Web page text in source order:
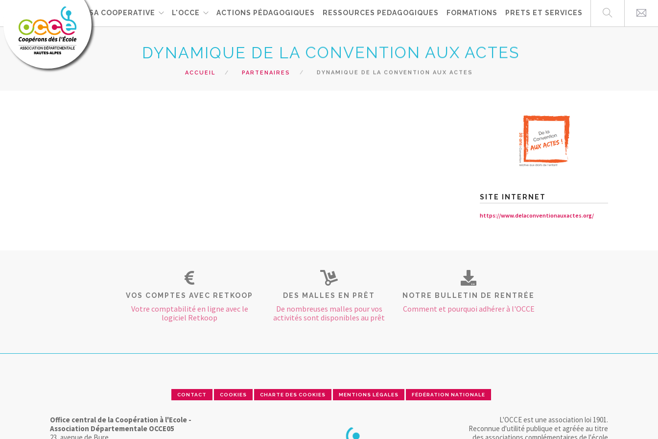
GERER SA COOPERATIVE L'OCCE ACTIONS PÉDAGOGIQUES RESSOURCES PEDAGOGIQUES FORMATIONS PRETS ET SERVICES
DYNAMIQUE DE LA CONVENTION AUX ACTES
ACCUEIL PARTENAIRES DYNAMIQUE DE LA CONVENTION AUX ACTES
SITE INTERNET
https://www.delaconventionauxactes.org/
VOS COMPTES AVEC RETKOOP
Votre comptabilité en ligne avec le
logiciel Retkoop
DES MALLES EN PRÊT
De nombreuses malles pour vos
activités sont disponibles au prêt
NOTRE BULLETIN DE RENTRÉE
Comment et pourquoi adhérer à l'OCCE
CONTACT COOKIES CHARTE DES COOKIES MENTIONS LÉGALES FÉDÉRATION NATIONALE
Office central de la Coopération à l'Ecole -
Association Départementale OCCE05
L'OCCE est une association loi 1901.
Reconnue d'utilité publique et agréée au titre